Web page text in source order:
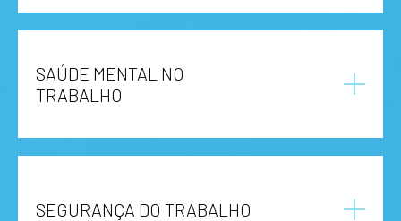
SAÚDE MENTAL NO
TRABALHO
SEGURANÇA DO TRABALHO